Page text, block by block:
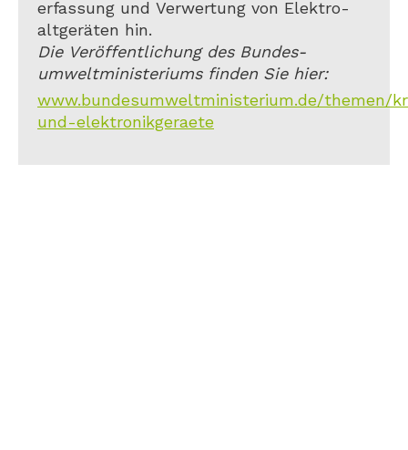
erfassung und Verwertung von Elektro-
altgeräten hin.
Die Veröffentlichung des Bundes-
umweltministeriums finden Sie hier:
www.bundesumweltministerium.de/
und-elektronikgeraete